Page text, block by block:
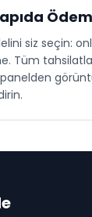
siz seçin:
Tüm
panelden